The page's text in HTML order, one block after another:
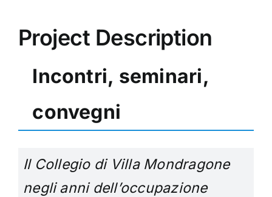
Project Description
Incontri, seminari,
convegni
Il Collegio di Villa Mondragone
negli anni dell’occupazione